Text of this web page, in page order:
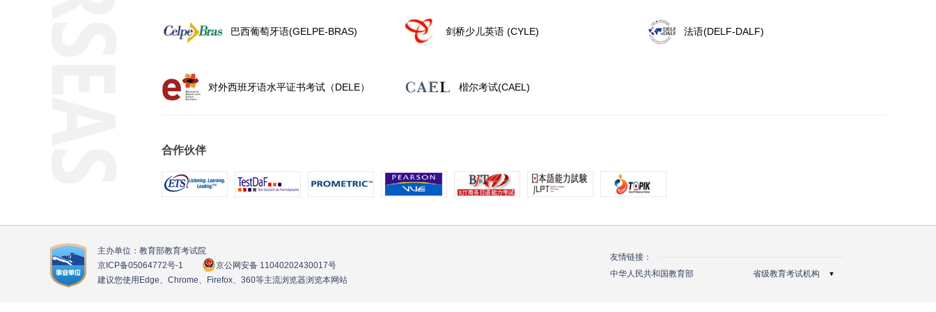
巴西葡萄牙语(GELPE-BRAS) 剑桥少儿英语 (CYLE) 法语(DELF-DALF)
对外西班牙语水平证书考试（DELE） 楷尔考试(CAEL)
合作伙伴
主办单位：教育部教育考试院
京ICP备05064772号-1
京公网安备 11040202430017号
建议您使用Edge、Chrome、Firefox、360等主流浏览器浏览本网站
友情链接：
中华人民共和国教育部
省级教育考试机构
北京教育考试院